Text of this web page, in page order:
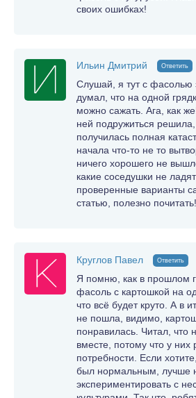
своих ошибках!
Ильин Дмитрий Ответить
Слушай, я тут с фасолью
думал, что на одной
можно сажать. Ага, как
ней подружиться решила,
получилась полная
начала что-то не то
ничего хорошего не
какие соседушки не
проверенные варианты
статью, полезно почитать!
Круглов Павел Ответить
Я помню, как в прошлом
фасоль с картошкой на
что всё будет круто. А в
не пошла, видимо,
понравилась. Читал, что
вместе, потому что у них
потребности. Если
был нормальным, лучше
экспериментировать с